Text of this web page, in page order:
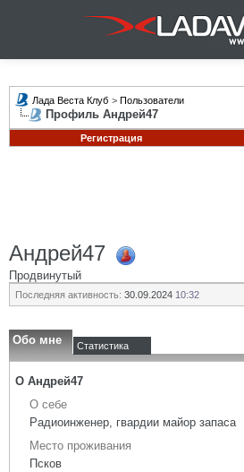
Лада Веста Клуб > Пользователи
Профиль Андрей47
Регистрация
Андрей47
Продвинутый
Последняя активность: 30.09.2024 10:32
Обо мне Статистика
О Андрей47
О себе
Радиоинженер, гвардии майор запаса
Место проживания
Псков